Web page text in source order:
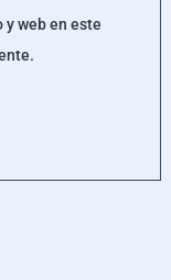
web en este